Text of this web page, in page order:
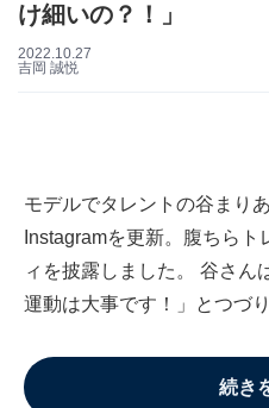
け細いの？！」
2022.10.27
吉岡 誠悦
モデルでタレントの谷まり
Instagramを更新。腹ちら
ィを披露しました。 谷さん
運動は大事です！」とつづ
続き